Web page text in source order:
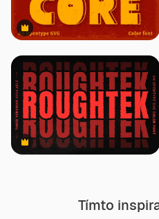
Premium
Premium
Tímto